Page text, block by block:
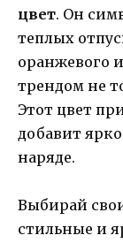
цвет. Он
теплых
оранжевого
трендом не
Этот цвет
добавит
наряде.
Выбирай
стильные и